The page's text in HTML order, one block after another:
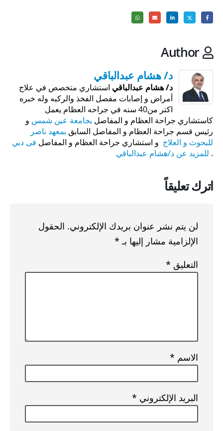
Author
د/ هشام عبدالباقي
د/ هشام عبدالباقي استشاري متخصص في علاج
أمراض و إصابات مفصل الفخذ والركبه وله خبره
اكتر من40 سنه في جراحه العظام يعمل
كاستشاري جراحة العظام و المفاصل بجامعة عين شمس و
رئيس قسم جراحة العظام و المفاصل السابق بمعهد ناصر
للبحوث و العلاج و استشاري جراحة العظام و المفاصل فى دبي
. للمزيد عن د/هشام عبدالباقي
اترك تعليقاً
لن يتم نشر عنوان بريدك الإلكتروني. الحقول
الإلزامية مشار إليها بـ *
التعليق *
الاسم *
البريد الإلكتروني *